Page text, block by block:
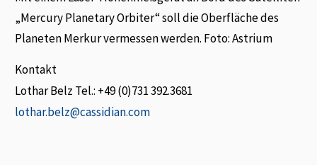
„Mercury Planetary Orbiter“ soll die Oberfläche des
Planeten Merkur vermessen werden. Foto: Astrium
Kontakt
Lothar Belz Tel.: +49 (0)731 392.3681
lothar.belz@cassidian.com